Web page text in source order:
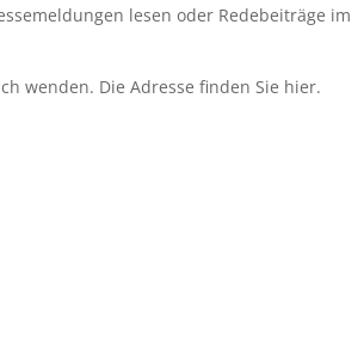
lesen oder Redebeiträge im
wenden. Die Adresse finden Sie hier.